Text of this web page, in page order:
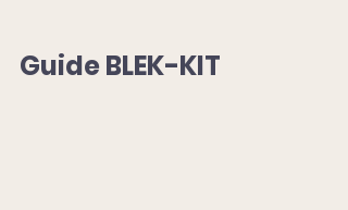
Guide BLEK-KIT